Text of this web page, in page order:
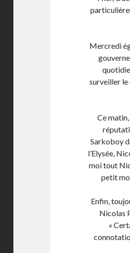
Mercredi
surveiller le
Ce
Sarkoboy
l’Elysée,
moi tout
petit
Enfin,
Nicolas
«